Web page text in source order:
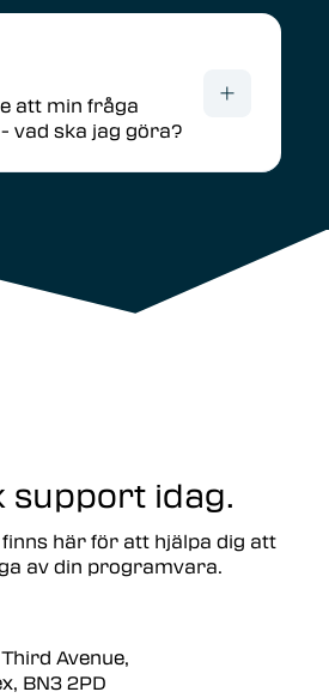
att min fråga
vad ska jag göra?
support idag.
här för att hjälpa dig att
av din programvara.
Avenue,
BN3 2PD